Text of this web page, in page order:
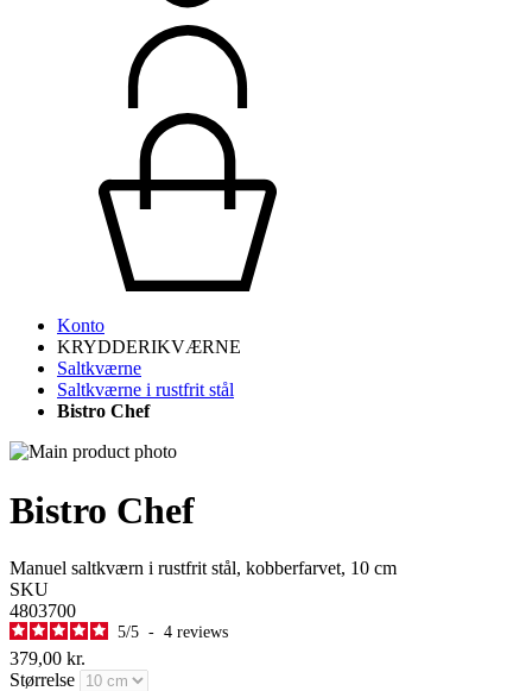
Konto
KRYDDERIKVÆRNE
Saltkværne
Saltkværne i rustfrit stål
Bistro Chef
Bistro Chef
Manuel saltkværn i rustfrit stål, kobberfarvet, 10 cm
SKU
4803700
5/5 - 4 reviews
379,00 kr.
Størrelse